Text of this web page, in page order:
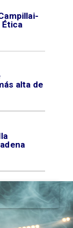
Ética
alta de